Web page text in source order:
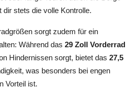
stets die volle Kontrolle.
sorgt zudem für ein
Während das 29 Zoll Vorderrad
Hindernissen sorgt, bietet das 27,5
was besonders bei engen
Vorteil ist.